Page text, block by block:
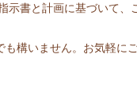
示書と計画に基づいて、
も構いません。お気軽に